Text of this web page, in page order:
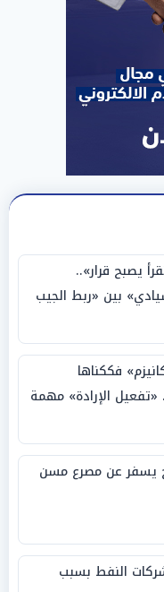
يصبح قرار»..
بين «ربط الجيب
فككناها
الإرادة» مهمة
يسفر عن مصرع مسن
النفط بسبب